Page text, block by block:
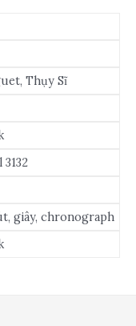
Thụy Sĩ
giây, chronograph